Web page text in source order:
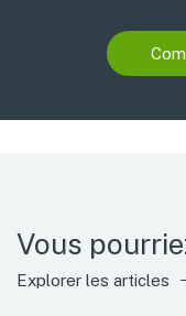
Vous
Explorer les articles